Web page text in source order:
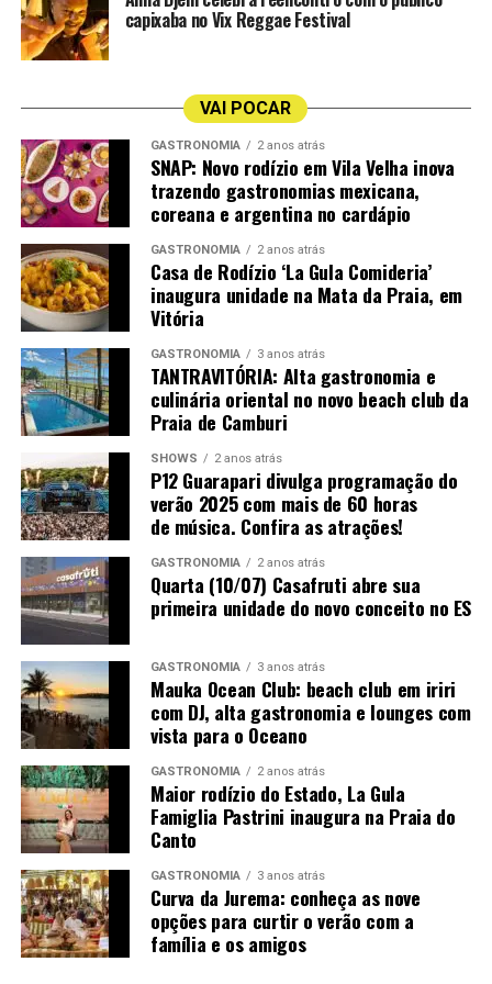
Pinot Noir; safra S/SF
Espumante Esperanto – produtor Tenute Di Casalnuovo
Teviso; uva Glera; safra Indeterminada
Espumante Garibaldi VG Nature Blanc De Blanc –
produtor Serra Gaúcha; uva 100% Chardonnay; safra
Não Safrado
Puro Uno – produtor Puro Uno/Vale Do Uco; uva Pinot
Noir e Chardonnay; safra S/N
Vinho Sobremesa
Gravuras de Côa Doc Porto White – produtor Douro; uva
Códega do Larinho, Gouveio, Rabigato e Viosinho; safra
Salton Atos Licoroso – produtor Campanha Gaúcha; uva
Chardonnay; safra NA
San Jose de Apalta Late Havest – produtor San Jose de
Apalta Late Havest; uva Viogner; safra 2020
Terrazas Petit Maseng – produtor Argentina; uva Petit
Maseng; safra NA
Vinho Licoroso Eden – produtor Vale Trentino –
Farroupilha/RS Brasil; uva Moscatos Aromáticos; safra
S/SF
Tinto Velho Mundo
Cantanhede Res – produtor Beira Atlantica Portugal;
uva Baga; safra 2021
Mouchão TN 750 ml – produtor Mouchão, Portugal,
Alentejo; uva Alicant Bouschet, Trincadeira; safra 2018
Quinta da Bacalhoa Tinto – produtor Península de
capixaba no Vix Reggae Festival
VAI POCAR
GASTRONOMIA 2 anos atrás
SNAP: Novo rodízio em Vila Velha inova
trazendo gastronomias mexicana,
coreana e argentina no cardápio
GASTRONOMIA 2 anos atrás
Casa de Rodízio ‘La Gula Comideria’
inaugura unidade na Mata da Praia, em
Vitória
GASTRONOMIA 3 anos atrás
TANTRAVITÓRIA: Alta gastronomia e
culinária oriental no novo beach club da
Praia de Camburi
SHOWS 2 anos atrás
P12 Guarapari divulga programação do
verão 2025 com mais de 60 horas
de música. Confira as atrações!
GASTRONOMIA 2 anos atrás
Quarta (10/07) Casafruti abre sua
primeira unidade do novo conceito no ES
GASTRONOMIA 3 anos atrás
Mauka Ocean Club: beach club em iriri
com DJ, alta gastronomia e lounges com
vista para o Oceano
GASTRONOMIA 2 anos atrás
Maior rodízio do Estado, La Gula
Famiglia Pastrini inaugura na Praia do
Canto
GASTRONOMIA 3 anos atrás
Curva da Jurema: conheça as nove
opções para curtir o verão com a
família e os amigos